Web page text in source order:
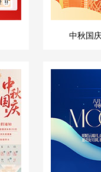
中秋国